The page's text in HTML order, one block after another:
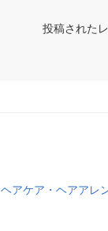
投稿された
ヘアケア・ヘアアレ